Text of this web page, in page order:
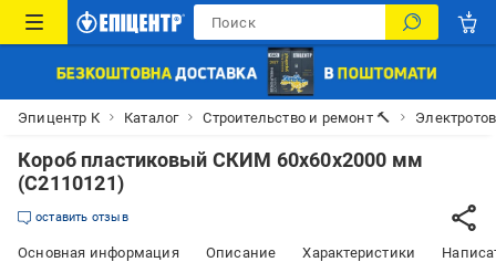
Эпицентр К Каталог Строительство и ремонт 🔨
Короб пластиковый СКИМ 60х60х2000 мм
(С2110121)
оставить отзыв
Основная информация Описание Характеристики